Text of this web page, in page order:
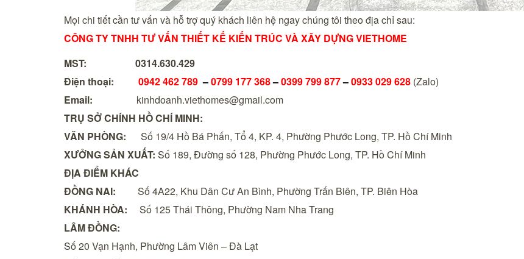
Mọi chi tiết cần tư vấn và hỗ trợ quý khách liên hệ ngay chúng tôi theo địa chỉ sau:
CÔNG TY TNHH TƯ VẤN THIẾT KẾ KIẾN TRÚC VÀ XÂY DỰNG VIETHOME
MST:
0314.630.429
Điện thoại:
0942 462 789–0799 177 368–0399 799 877–0933 029 628 (Zalo)
Email:
kinhdoanh.viethomes@gmail.com
TRỤ SỞ CHÍNH HỒ CHÍ MINH:
VĂN PHÒNG:
Số 19/4 Hồ Bá Phấn, Tổ 4, KP. 4, Phường Phước Long, TP. Hồ Chí Minh
XƯỞNG SẢN XUẤT: Số 189, Đường số 128, Phường Phước Long, TP. Hồ Chí Minh
ĐỊA ĐIỂM KHÁC
ĐỒNG NAI: Số 4A22, Khu Dân Cư An Bình, Phường Trấn Biên, TP. Biên Hòa
KHÁNH HÒA: Số 125 Thái Thông, Phường Nam Nha Trang
LÂM ĐỒNG:
Số 20 Vạn Hạnh, Phường Lâm Viên – Đà Lạt